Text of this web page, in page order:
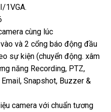
1VGA.
cùng lúc
và 2 cổng báo động đầu
sự kiện (chuyển động. xâm
năng Recording, PTZ,
Snapshot, Buzzer &
camera với chuẩn tương